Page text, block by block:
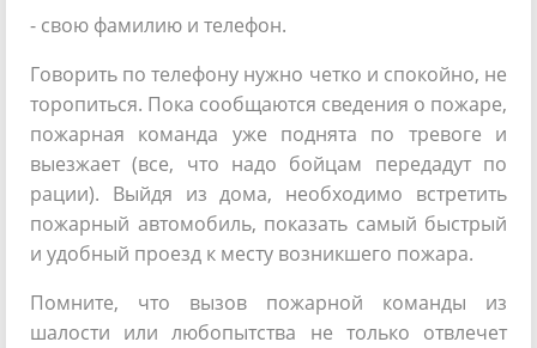
- свою фамилию и телефон.
Говорить по телефону нужно четко и спокойно, не
торопиться. Пока сообщаются сведения о пожаре,
пожарная команда уже поднята по тревоге и
выезжает (все, что надо бойцам передадут по
рации). Выйдя из дома, необходимо встретить
пожарный автомобиль, показать самый быстрый
и удобный проезд к месту возникшего пожара.
Помните, что вызов пожарной команды из
шалости или любопытства не только отвлечет